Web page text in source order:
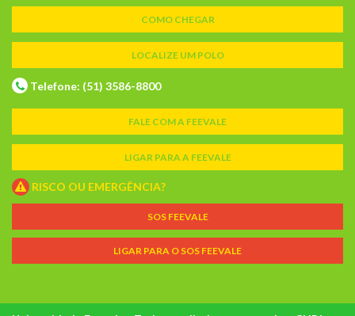
COMO CHEGAR
LOCALIZE UM POLO
Telefone: (51) 3586-8800
FALE COM A FEEVALE
LIGAR PARA A FEEVALE
RISCO OU EMERGÊNCIA?
SOS FEEVALE
LIGAR PARA O SOS FEEVALE